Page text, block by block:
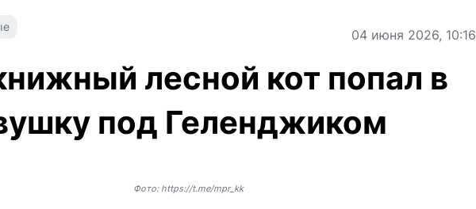
04 июня 2026, 10:16
лесной кот попал в
под Геленджиком
Фото: https://t.me/mpr_kk